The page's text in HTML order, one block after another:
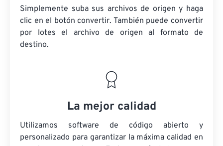
Simplemente suba sus archivos de origen y haga
clic en el botón convertir. También puede convertir
por lotes el archivo de origen al formato de
destino.
La mejor calidad
Utilizamos software de código abierto y
personalizado para garantizar la máxima calidad en